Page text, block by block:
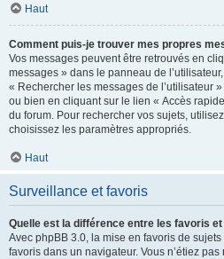
Haut
Comment puis-je trouver mes propres
Vos messages peuvent être retrouvés en
messages » dans le panneau de
« Rechercher les messages de l’utilisateur
ou bien en cliquant sur le lien « Accès
du forum. Pour rechercher vos sujets,
choisissez les paramètres appropriés.
Haut
Surveillance et favoris
Quelle est la différence entre les favoris
Avec phpBB 3.0, la mise en favoris de
favoris dans un navigateur. Vous n’étiez